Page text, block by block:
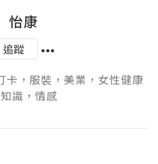
怡康
追蹤
卡，服裝，美業，女性健康
識，情感